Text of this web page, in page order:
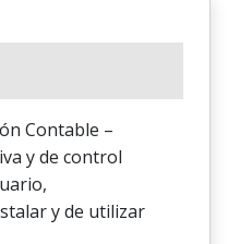
Contable –
y de control
y de utilizar